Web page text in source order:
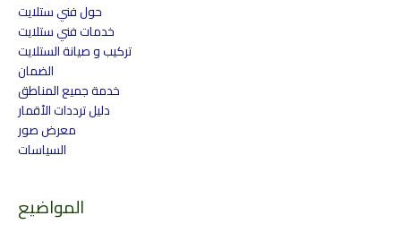
حول فني ستلايت
خدمات فني ستلايت
تركيب و صيانة الستلايت
الضمان
خدمة جميع المناطق
دليل ترددات الأقمار
معرض صور
السياسات
المواضيع